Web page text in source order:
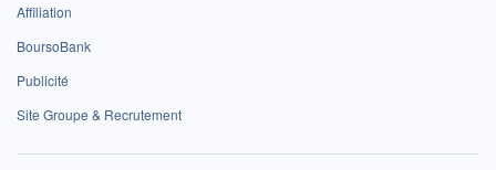
Affiliation
BoursoBank
Publicité
Site Groupe & Recrutement